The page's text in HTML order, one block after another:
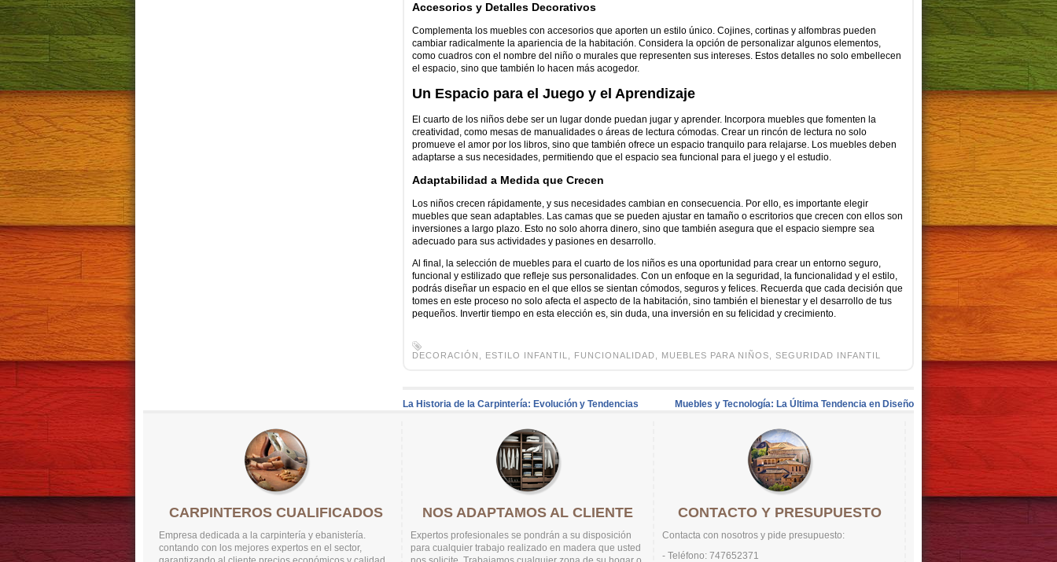
Accesorios y Detalles Decorativos
Complementa los muebles con accesorios que aporten un estilo único. Cojines, cortinas y alfombras pueden
cambiar radicalmente la apariencia de la habitación. Considera la opción de personalizar algunos elementos,
como cuadros con el nombre del niño o murales que representen sus intereses. Estos detalles no solo embellecen
el espacio, sino que también lo hacen más acogedor.
Un Espacio para el Juego y el Aprendizaje
El cuarto de los niños debe ser un lugar donde puedan jugar y aprender. Incorpora muebles que fomenten la
creatividad, como mesas de manualidades o áreas de lectura cómodas. Crear un rincón de lectura no solo
promueve el amor por los libros, sino que también ofrece un espacio tranquilo para relajarse. Los muebles deben
adaptarse a sus necesidades, permitiendo que el espacio sea funcional para el juego y el estudio.
Adaptabilidad a Medida que Crecen
Los niños crecen rápidamente, y sus necesidades cambian en consecuencia. Por ello, es importante elegir
muebles que sean adaptables. Las camas que se pueden ajustar en tamaño o escritorios que crecen con ellos son
inversiones a largo plazo. Esto no solo ahorra dinero, sino que también asegura que el espacio siempre sea
adecuado para sus actividades y pasiones en desarrollo.
Al final, la selección de muebles para el cuarto de los niños es una oportunidad para crear un entorno seguro,
funcional y estilizado que refleje sus personalidades. Con un enfoque en la seguridad, la funcionalidad y el estilo,
podrás diseñar un espacio en el que ellos se sientan cómodos, seguros y felices. Recuerda que cada decisión que
tomes en este proceso no solo afecta el aspecto de la habitación, sino también el bienestar y el desarrollo de tus
pequeños. Invertir tiempo en esta elección es, sin duda, una inversión en su felicidad y crecimiento.
DECORACIÓN ESTILO INFANTIL FUNCIONALIDAD MUEBLES PARA NIÑOS SEGURIDAD INFANTIL
La Historia de la Carpintería: Evolución y Tendencias Muebles y Tecnología: La Última Tendencia en Diseño
CARPINTEROS CUALIFICADOS
Empresa dedicada a la carpintería y ebanistería.
contando con los mejores expertos en el sector,
NOS ADAPTAMOS AL CLIENTE
Expertos profesionales se pondrán a su disposición
para cualquier trabajo realizado en madera que usted
CONTACTO Y PRESUPUESTO
Contacta con nosotros y pide presupuesto:
- Teléfono: 747652371